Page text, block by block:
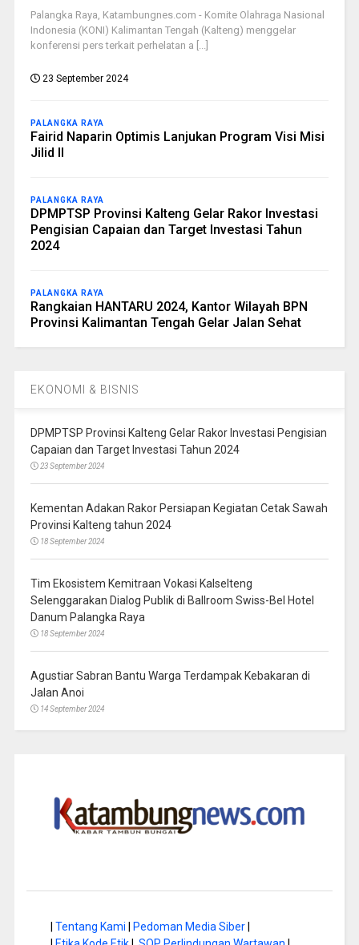
Palangka Raya, Katambungnes.com - Komite Olahraga Nasional
Indonesia (KONI) Kalimantan Tengah (Kalteng) menggelar
konferensi pers terkait perhelatan a [...]
23 September 2024
PALANGKA RAYA
Fairid Naparin Optimis Lanjukan Program Visi Misi
Jilid II
PALANGKA RAYA
DPMPTSP Provinsi Kalteng Gelar Rakor Investasi
Pengisian Capaian dan Target Investasi Tahun
2024
PALANGKA RAYA
Rangkaian HANTARU 2024, Kantor Wilayah BPN
Provinsi Kalimantan Tengah Gelar Jalan Sehat
EKONOMI & BISNIS
DPMPTSP Provinsi Kalteng Gelar Rakor Investasi Pengisian
Capaian dan Target Investasi Tahun 2024
23 September 2024
Kementan Adakan Rakor Persiapan Kegiatan Cetak Sawah
Provinsi Kalteng tahun 2024
18 September 2024
Tim Ekosistem Kemitraan Vokasi Kalselteng
Selenggarakan Dialog Publik di Ballroom Swiss-Bel Hotel
Danum Palangka Raya
18 September 2024
Agustiar Sabran Bantu Warga Terdampak Kebakaran di
Jalan Anoi
14 September 2024
| Tentang Kami | Pedoman Media Siber|